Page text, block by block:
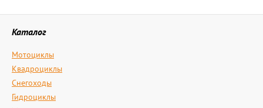
Каталог
Мотоциклы
Квадроциклы
Снегоходы
Гидроциклы